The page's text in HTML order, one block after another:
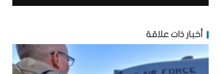
أخبار ذات علاقة